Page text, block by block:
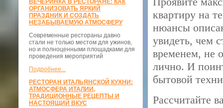
ВЕЧЕРИНКА В РЕСТОРАНЕ: КАК
ОРГАНИЗОВАТЬ ЯРКИЙ
ПРАЗДНИК И СОЗДАТЬ
НЕЗАБЫВАЕМУЮ АТМОСФЕРУ
Современные рестораны давно
стали не только местом для ужинов,
но и полноценными площадками для
проведения мероприятий
Подробнее...
РЕСТОРАН ИТАЛЬЯНСКОЙ КУХНИ:
АТМОСФЕРА ИТАЛИИ,
ТРАДИЦИОННЫЕ РЕЦЕПТЫ И
НАСТОЯЩИЙ ВКУС
квартиру на
нюансы
увидеть, чем
временем, не
лично. И
бытовой
Рассчитайте